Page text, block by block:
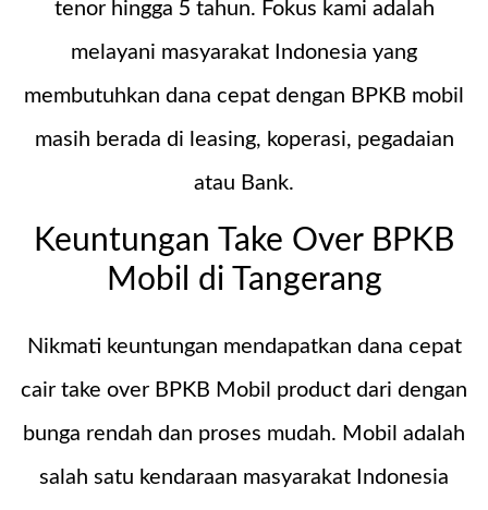
tenor hingga 5 tahun. Fokus kami adalah
melayani masyarakat Indonesia yang
membutuhkan dana cepat dengan BPKB mobil
masih berada di leasing, koperasi, pegadaian
atau Bank.
Keuntungan Take Over BPKB
Mobil di Tangerang
Nikmati keuntungan mendapatkan dana cepat
cair take over BPKB Mobil product dari dengan
bunga rendah dan proses mudah. Mobil adalah
salah satu kendaraan masyarakat Indonesia